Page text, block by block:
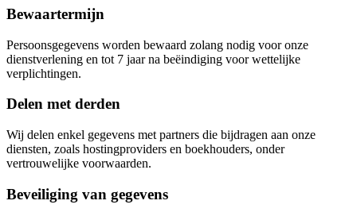
Bewaartermijn
Persoonsgegevens worden bewaard zolang nodig voor onze
dienstverlening en tot 7 jaar na beëindiging voor wettelijke
verplichtingen.
Delen met derden
Wij delen enkel gegevens met partners die bijdragen aan onze
diensten, zoals hostingproviders en boekhouders, onder
vertrouwelijke voorwaarden.
Beveiliging van gegevens